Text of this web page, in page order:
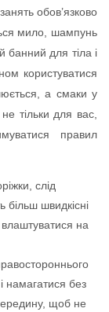
обов’язково
мило, шампунь
банний для тіла і
користуватися
а смаки у
тільки для вас,
правил
слід
більш швидкісні
на
намагатися без
щоб не